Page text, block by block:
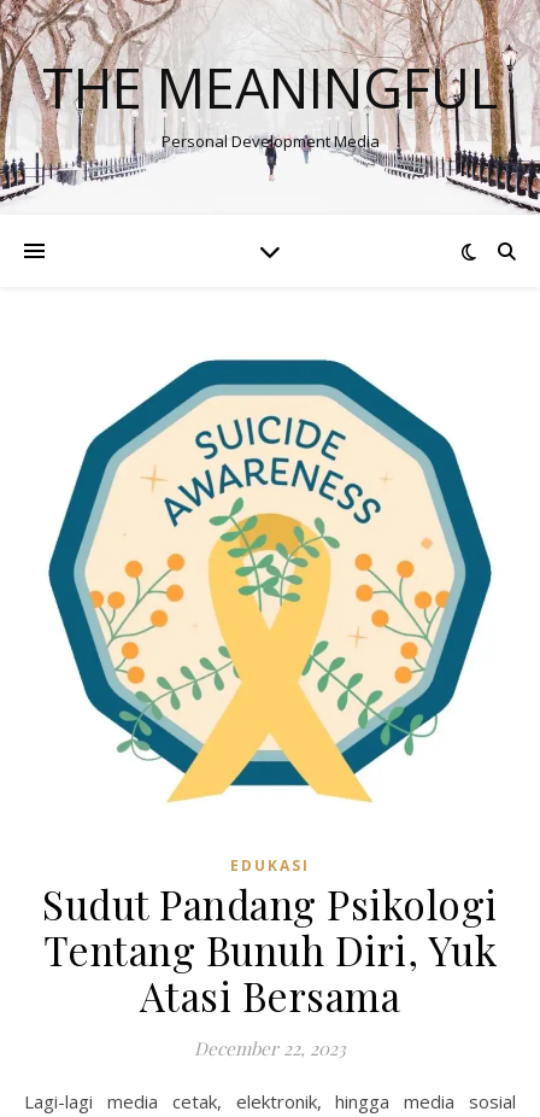
THE MEANINGFUL
Personal Development Media
EDUKASI
Sudut Pandang Psikologi
Tentang Bunuh Diri, Yuk
Atasi Bersama
December 22, 2023
Lagi-lagi media cetak, elektronik, hingga media sosial